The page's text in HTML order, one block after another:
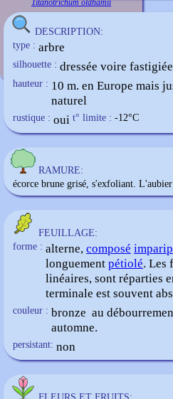
Titanotrichum oldhamii
DESCRIPTION:
type : arbre
silhouette : dressée voire
hauteur : 10 m. en Europe mais
naturel
rustique : oui t° limite : -12°C
RAMURE:
écorce brune grisé, s'exfoliant.
FEUILLAGE:
forme : alterne, composé
longuement pétiolé. Les
linéaires, sont réparties
terminale est souvent
couleur : bronze au
automne.
persistant: non